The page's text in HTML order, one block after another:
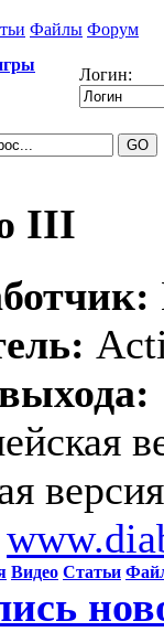
Файлы Форум
Логин:
III
Видео Статьи